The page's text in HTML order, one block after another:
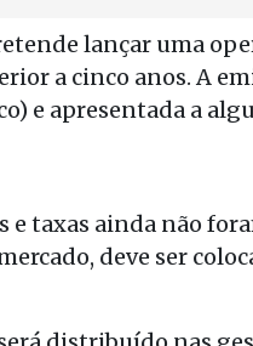
lançar uma
a cinco anos. A
e apresentada a
e taxas ainda não
deve ser